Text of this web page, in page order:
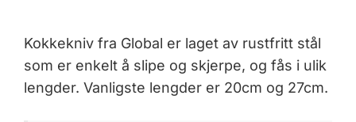
Kokkekniv fra Global er laget av rustfritt stål
som er enkelt å slipe og skjerpe, og fås i ulik
lengder. Vanligste lengder er 20cm og 27cm.